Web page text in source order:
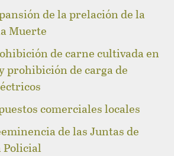
de la prelación de la
Muerte
de carne cultivada en
prohibición de carga de
comerciales locales
de las Juntas de
Policial